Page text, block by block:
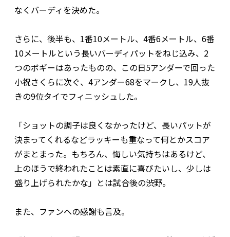
なくバーディを決めた。
さらに、後半も、1番10メートル、4番6メートル、6番
10メートルという長いバーディパットをねじ込み、2
つのボギーはあったものの、この日5アンダーで回った
小祝さくらに次ぐ、4アンダー68をマークし、19人抜
きの9位タイでフィニッシュした。
「ショットの調子は良くなかったけど、長いパットが
決まってくれるなどラッキーも重なって何とかスコア
がまとまった。もちろん、悔しい気持ちはあるけど、
上のほうで終われたことは素直に喜びたいし、少しは
盛り上げられたかな」とは試合後の渋野。
また、ファンへの感謝も言及。